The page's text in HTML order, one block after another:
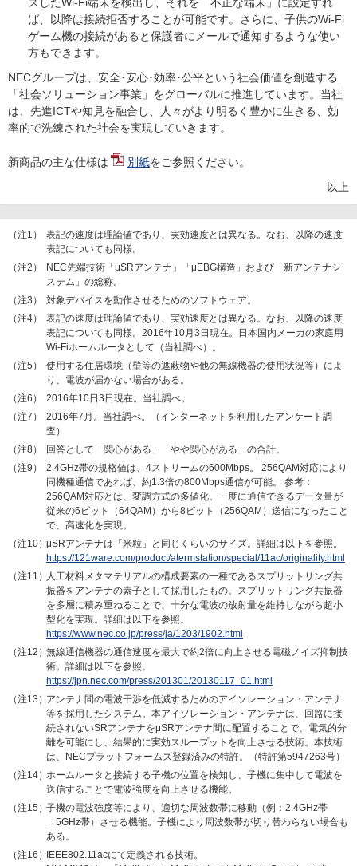
ば、以降は接続拒否することが可能です。さらに、子供のWi-Fi
ゲーム機の接続があると保護者にメールで通知するような使い
方もできます。
NECグループは、安全･安心･効率･公平という社会価値を創造する
「社会ソリューション事業」をグローバルに推進しています。当社
は、先進ICTや知見を融合し、人々がより明るく豊かに生きる、効
率的で洗練された社会を実現していきます。
新商品の主な仕様は 別紙をご参照ください。
以上
（注1）
表記の速度は理論値であり、実効速度とは異なる。なお、以降の速度
表記についても同様。
（注2）
NEC先端技術「μSRアンテナ」「μEBG構造」および「新アンテナシ
ステム」の総称。
（注3）
対象デバイスを動作させるためのソフトウェア。
（注4）
表記の速度は理論値であり、実効速度とは異なる。なお、以降の速度
表記についても同様。2016年10月3日現在。日本国内メーカの家庭用
Wi-Fiホームルータとして（当社調べ）。
（注5）
使用する住居環境（壁等の遮蔽物や他の無線機器の使用状況等）によ
り、電波が届かない場合がある。
（注6）
2016年10日3日現在。当社調べ。
（注7）
2016年7月。当社調べ。（インターネットを利用したアンケート調
査）
（注8）
回答として「関心がある」「やや関心がある」の合計。
（注9）
2.4GHz帯の規格値は、4ストリームの600Mbps。 256QAM対応により
同機種通信であれば、約1.3倍の800Mbps通信が可能。 参考：
256QAM対応とは、変調方式の多値化。一度に通信できるデータ量が
従来の6ビット（64QAM）から8ビット（256QAM）送信になったこと
で、高速化を実現。
（注10）μSRアンテナは「米粒」と同じくらいのサイズ。詳細は以下を参照。
https://121ware.com/product/atermstation/special/11ac/originality.html
（注11） 人工材料メタマテリアルの構成要素の一種であるスプリットリング共
振器をアンテナの素子として採用したもの。スプリットリング共振器
を多層に積み重ねることで、十分な電波の放射量を維持しながら超小
型化を実現。詳細は以下を参照。
https://www.nec.co.jp/press/ja/1203/1902.html
（注12）無線通信機器の通信速度を最大で約2倍に向上させる電磁ノイズ抑制技
術。詳細は以下を参照。
https://jpn.nec.com/press/201301/20130117_01.html
（注13）アンテナ間の電波干渉を低減するためのアイソレーション・アンテナ
等を採用したシステム。本アイソレーション・アンテナは、回路に接
続されないSRアンテナをμSRアンテナ間に配置することで、電気的分
離を可能にし、結果的に実効スループットを向上させる技術。本技術
は、NECプラットフォームズ登録済みの特許。（特許第5947263号）
（注14）ホームルータと接続する子機の位置を検知し、子機に集中して電波を
送信することで電波強度を向上させる機能。
（注15）子機の電波強度等により、適切な周波数帯に移動（例：2.4GHz帯
→5GHz帯）させる機能。子機により周波数帯が切り替わらない場合も
ある。
（注16）IEEE802.11acにて定義される技術。